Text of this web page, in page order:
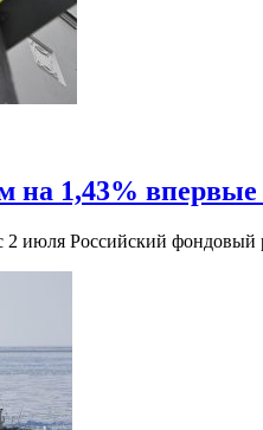
1,43% впервые
июля Российский